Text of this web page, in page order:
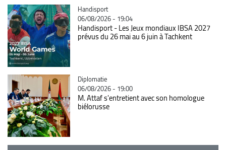
Catégorie
Handisport
06/08/2026 - 19:04
Handisport - Les Jeux mondiaux IBSA 2027
prévus du 26 mai au 6 juin à Tachkent
Catégorie
Diplomatie
06/08/2026 - 19:00
M. Attaf s'entretient avec son homologue
biélorusse